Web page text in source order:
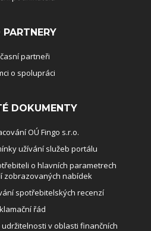
PARTNERY
partneři
o spolupráci
DOKUMENTY
OÚ Fingo s.r.o.
užívání služeb portálu
o hlavních parametrech
zobrazovaných nabídek
spotřebitelských recenzí
řád
v oblasti finančních